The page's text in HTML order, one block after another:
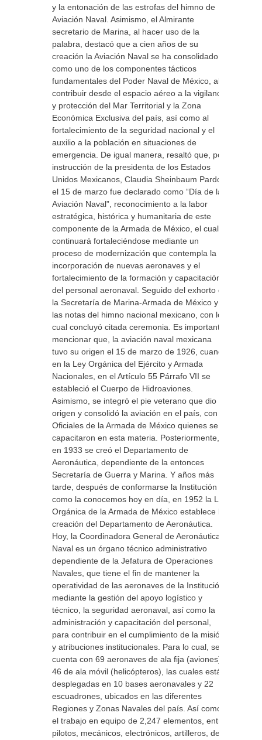
y la entonación de las estrofas del himno de
Aviación Naval. Asimismo, el Almirante
secretario de Marina, al hacer uso de la
palabra, destacó que a cien años de su
creación la Aviación Naval se ha consolidado
como uno de los componentes tácticos
fundamentales del Poder Naval de México, al
contribuir desde el espacio aéreo a la vigilancia
y protección del Mar Territorial y la Zona
Económica Exclusiva del país, así como al
fortalecimiento de la seguridad nacional y el
auxilio a la población en situaciones de
emergencia. De igual manera, resaltó que, por
instrucción de la presidenta de los Estados
Unidos Mexicanos, Claudia Sheinbaum Pardo,
el 15 de marzo fue declarado como “Día de la
Aviación Naval”, reconocimiento a la labor
estratégica, histórica y humanitaria de este
componente de la Armada de México, el cual
continuará fortaleciéndose mediante un
proceso de modernización que contempla la
incorporación de nuevas aeronaves y el
fortalecimiento de la formación y capacitación
del personal aeronaval. Seguido del exhorto de
la Secretaría de Marina-Armada de México y
las notas del himno nacional mexicano, con lo
cual concluyó citada ceremonia. Es importante
mencionar que, la aviación naval mexicana
tuvo su origen el 15 de marzo de 1926, cuando
en la Ley Orgánica del Ejército y Armada
Nacionales, en el Artículo 55 Párrafo VII se
estableció el Cuerpo de Hidroaviones.
Asimismo, se integró el pie veterano que dio
origen y consolidó la aviación en el país, con
Oficiales de la Armada de México quienes se
capacitaron en esta materia. Posteriormente,
en 1933 se creó el Departamento de
Aeronáutica, dependiente de la entonces
Secretaría de Guerra y Marina. Y años más
tarde, después de conformarse la Institución
como la conocemos hoy en día, en 1952 la Ley
Orgánica de la Armada de México establece la
creación del Departamento de Aeronáutica.
Hoy, la Coordinadora General de Aeronáutica
Naval es un órgano técnico administrativo
dependiente de la Jefatura de Operaciones
Navales, que tiene el fin de mantener la
operatividad de las aeronaves de la Institución,
mediante la gestión del apoyo logístico y
técnico, la seguridad aeronaval, así como la
administración y capacitación del personal,
para contribuir en el cumplimiento de la misión
y atribuciones institucionales. Para lo cual, se
cuenta con 69 aeronaves de ala fija (aviones) y
46 de ala móvil (helicópteros), las cuales están
desplegadas en 10 bases aeronavales y 22
escuadrones, ubicados en las diferentes
Regiones y Zonas Navales del país. Así como
el trabajo en equipo de 2,247 elementos, entre
pilotos, mecánicos, electrónicos, artilleros, de